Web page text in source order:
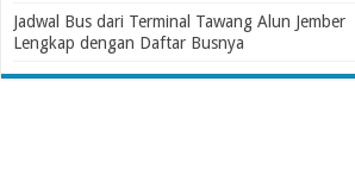
Jadwal Bus dari Terminal Tawang Alun Jember
Lengkap dengan Daftar Busnya